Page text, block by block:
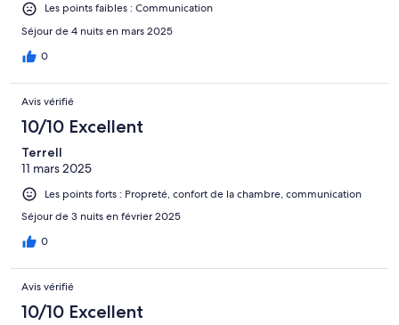
Les points faibles : Communication
Séjour de 4 nuits en mars 2025
0
Avis vérifié
10/10 Excellent
Terrell
11 mars 2025
Les points forts : Propreté, confort de la chambre, communication
Séjour de 3 nuits en février 2025
0
Avis vérifié
10/10 Excellent